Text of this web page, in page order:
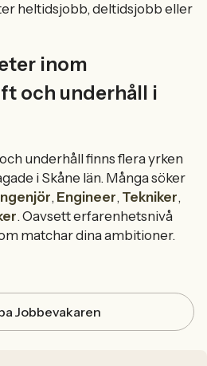
heltidsjobb, deltidsjobb eller
inom
och underhåll i
underhåll finns flera yrken
i Skåne län. Många söker
, Engineer, Tekniker,
. Oavsett erfarenhetsnivå
matchar dina ambitioner.
Jobbevakaren